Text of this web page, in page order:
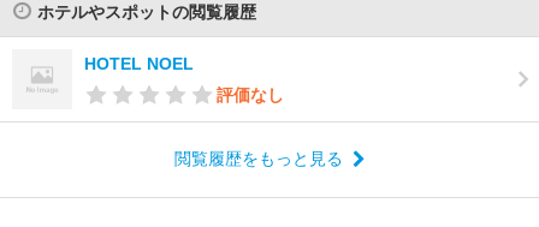
ホテルやスポットの閲覧履歴
HOTEL NOEL
評価なし
閲覧履歴をもっと見る